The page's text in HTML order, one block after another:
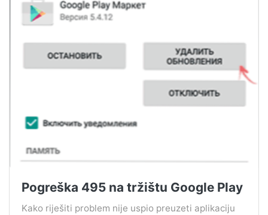
Pogreška 495 na tržištu Google Play
Kako riješiti problem nije uspio preuzeti aplikaciju